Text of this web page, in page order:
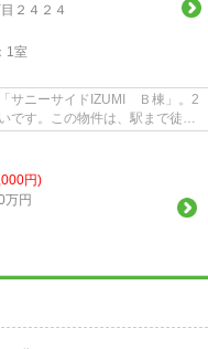
２４２４
1室
サニーサイドIZUMI Ｂ棟」。2
です。この物件は、駅まで徒歩
円)
万円